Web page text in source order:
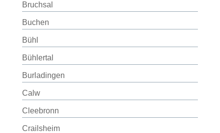
Bruchsal
Buchen
Bühl
Bühlertal
Burladingen
Calw
Cleebronn
Crailsheim